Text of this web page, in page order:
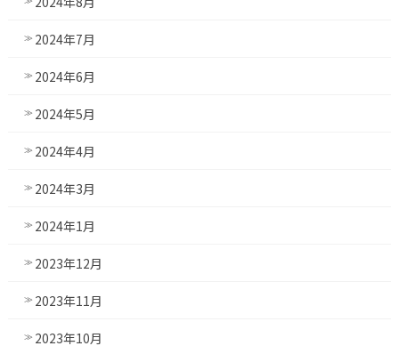
2024年7月
2024年6月
2024年5月
2024年4月
2024年3月
2024年1月
2023年12月
2023年11月
2023年10月